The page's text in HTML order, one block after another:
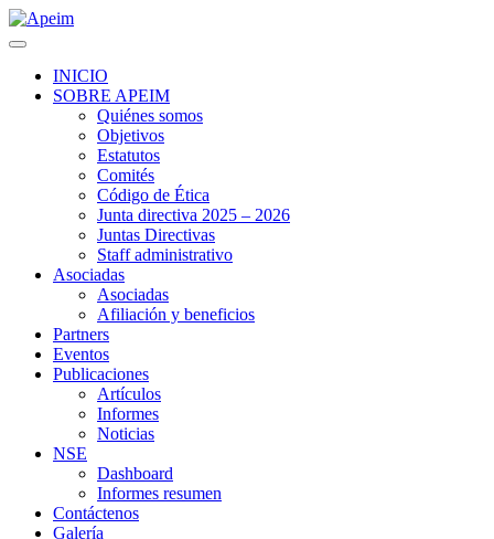
INICIO
SOBRE APEIM
Quiénes somos
Objetivos
Estatutos
Comités
Código de Ética
Junta directiva 2025 – 2026
Juntas Directivas
Staff administrativo
Asociadas
Asociadas
Afiliación y beneficios
Partners
Eventos
Publicaciones
Artículos
Informes
Noticias
NSE
Dashboard
Informes resumen
Contáctenos
Galería